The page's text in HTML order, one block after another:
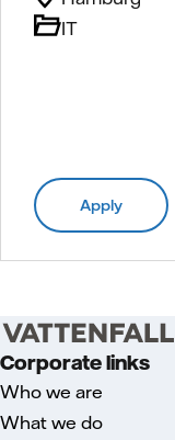
IT
Apply
Corporate links
Who we are
What we do